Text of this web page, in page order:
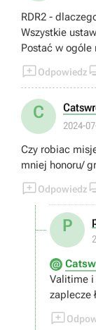
RDR2 -
Wszystkie
Postać w ogóle
Odpowiedz
C
2024-
Czy robiac
mniej honoru/
Odpowiedz
P
Valitime i
zaplecze
